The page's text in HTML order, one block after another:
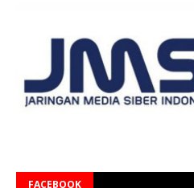
FACEBOOK